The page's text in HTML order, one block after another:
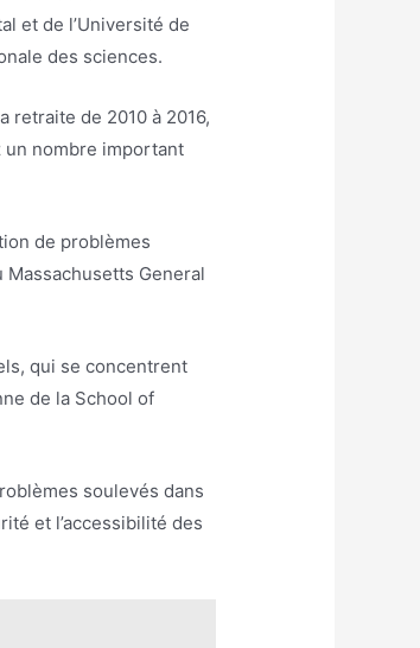
et de l’Université de
des sciences.
retraite de 2010 à 2016,
un nombre important
de problèmes
General
qui se concentrent
de la School of
soulevés dans
et l’accessibilité des